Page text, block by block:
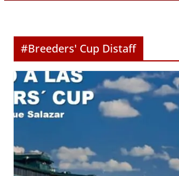
#Breeders' Cup Distaff